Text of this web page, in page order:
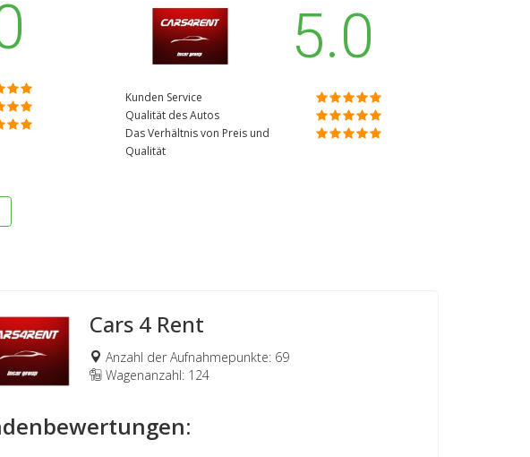
5.0
Kunden Service
Qualität des Autos
Das Verhältnis von Preis und
Qualität
Cars 4 Rent
Anzahl der Aufnahmepunkte: 69
Wagenanzahl: 124